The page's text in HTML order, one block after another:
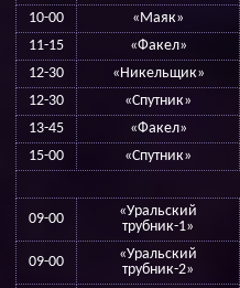
10-00 «Маяк»
11-15
«Факел»
12-30
«Никельщик»
12-30
«Спутник»
13-45
«Факел»
15-00
«Спутник»
09-00
«Уральский
трубник-1»
09-00
«Уральский
трубник-2»